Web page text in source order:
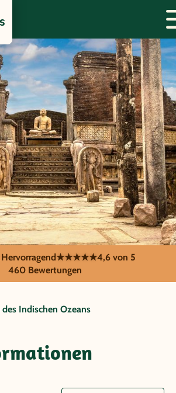
- Die Perle des
Hervorragend★★★★★4,6 von 5
460 Bewertungen
des Indischen Ozeans